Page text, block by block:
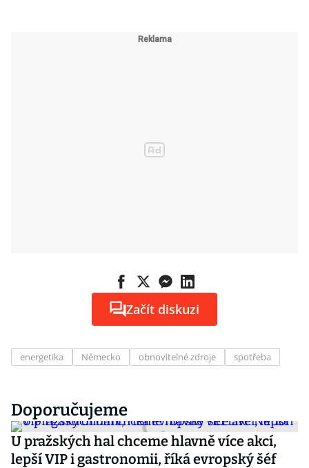
Začít diskuzi
energetika Německo obnovitelné zdroje spotřeba
Doporučujeme
U pražských hal chceme hlavně více akcí,
lepší VIP i gastronomii, říká evropský šéf